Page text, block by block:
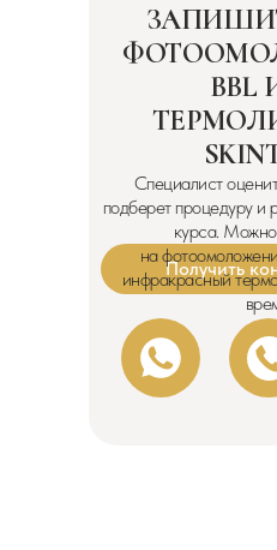
Получить
BBL
Специалист
подберет процедуру и
курса.
на
инфракрасный